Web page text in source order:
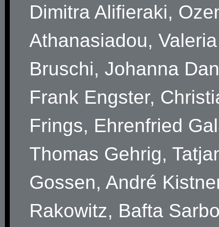
Dimitra Alifieraki,
Athanasiadou, Valeria
Bruschi, Johanna
Frank Engster,
Frings, Ehrenfried
Thomas Gehrig,
Gossen, André
Rakowitz, Bafta